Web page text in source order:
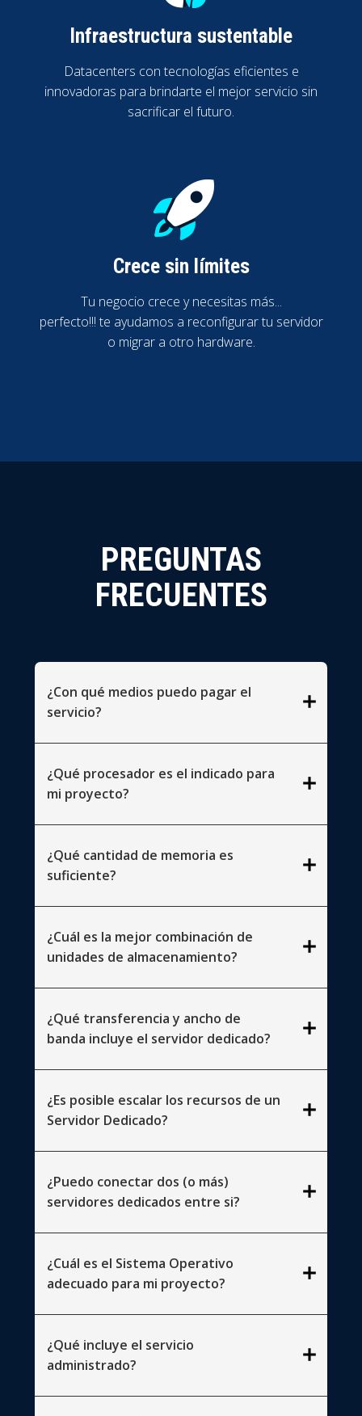
Infraestructura sustentable
Datacenters con tecnologías eficientes e
innovadoras para brindarte el mejor servicio sin
sacrificar el futuro.
Crece sin límites
Tu negocio crece y necesitas más...
perfecto!!! te ayudamos a reconfigurar tu servidor
o migrar a otro hardware.
PREGUNTAS
FRECUENTES
¿Con qué medios puedo pagar el
servicio?
add
¿Qué procesador es el indicado para
mi proyecto?
add
¿Qué cantidad de memoria es
suficiente?
add
¿Cuál es la mejor combinación de
unidades de almacenamiento?
add
¿Qué transferencia y ancho de
banda incluye el servidor dedicado?
add
¿Es posible escalar los recursos de un
Servidor Dedicado?
add
¿Puedo conectar dos (o más)
servidores dedicados entre si?
add
¿Cuál es el Sistema Operativo
adecuado para mi proyecto?
add
¿Qué incluye el servicio
administrado?
add